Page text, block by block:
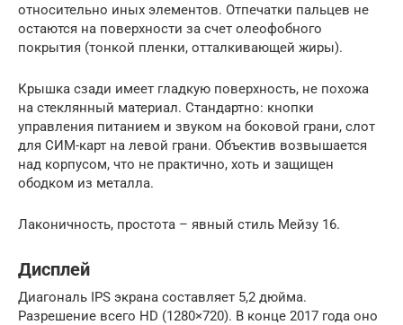
относительно иных элементов. Отпечатки пальцев не
остаются на поверхности за счет олеофобного
покрытия (тонкой пленки, отталкивающей жиры).
Крышка сзади имеет гладкую поверхность, не похожа
на стеклянный материал. Стандартно: кнопки
управления питанием и звуком на боковой грани, слот
для СИМ-карт на левой грани. Объектив возвышается
над корпусом, что не практично, хоть и защищен
ободком из металла.
Лаконичность, простота – явный стиль Мейзу 16.
Дисплей
Диагональ IPS экрана составляет 5,2 дюйма.
Разрешение всего HD (1280×720). В конце 2017 года оно